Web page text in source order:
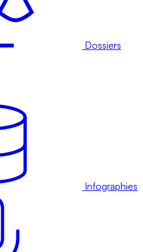
Dossiers
Infographies